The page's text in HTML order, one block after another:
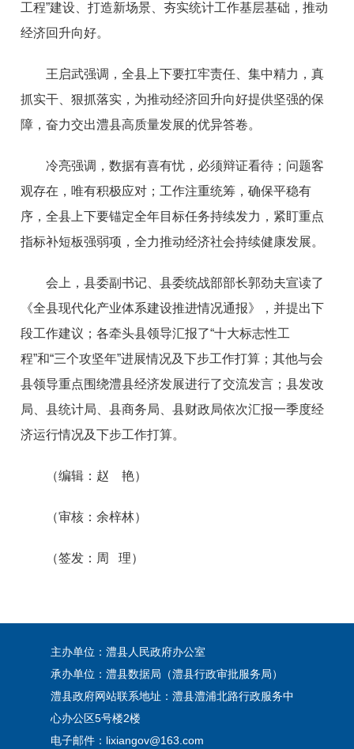
工程”建设、打造新场景、夯实统计工作基层基础，推动
经济回升向好。
王启武强调，全县上下要扛牢责任、集中精力，真
抓实干、狠抓落实，为推动经济回升向好提供坚强的保
障，奋力交出澧县高质量发展的优异答卷。
冷亮强调，数据有喜有忧，必须辩证看待；问题客
观存在，唯有积极应对；工作注重统筹，确保平稳有
序，全县上下要锚定全年目标任务持续发力，紧盯重点
指标补短板强弱项，全力推动经济社会持续健康发展。
会上，县委副书记、县委统战部部长郭劲夫宣读了
《全县现代化产业体系建设推进情况通报》，并提出下
段工作建议；各牵头县领导汇报了“十大标志性工
程”和“三个攻坚年”进展情况及下步工作打算；其他与会
县领导重点围绕澧县经济发展进行了交流发言；县发改
局、县统计局、县商务局、县财政局依次汇报一季度经
济运行情况及下步工作打算。
（编辑：赵 艳）
（审核：余梓林）
（签发：周 理）
主办单位：澧县人民政府办公室
承办单位：澧县数据局（澧县行政审批服务局）
澧县政府网站联系地址：澧县澧浦北路行政服务中
心办公区5号楼2楼
电子邮件：lixiangov@163.com